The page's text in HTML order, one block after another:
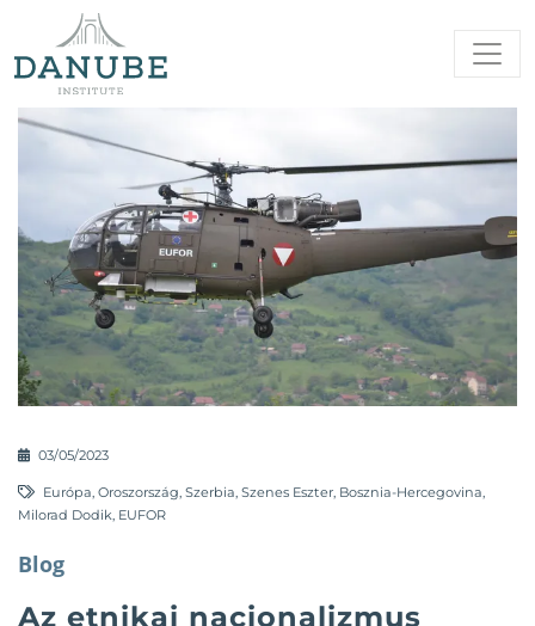
03/05/2023
Európa, Oroszország, Szerbia, Szenes Eszter, Bosznia-Hercegovina,
Milorad Dodik, EUFOR
Blog
Az etnikai nacionalizmus